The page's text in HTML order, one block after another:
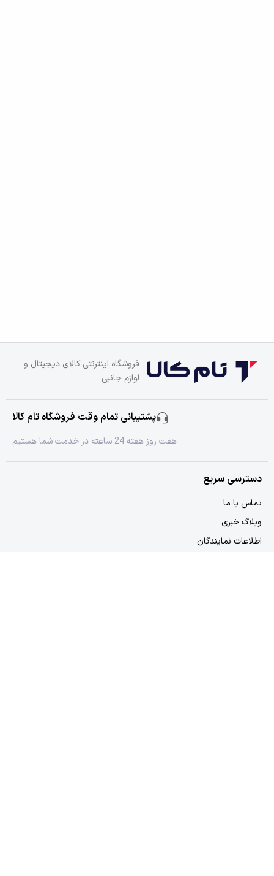
فروشگاه اینترنتی کالای دیجیتال و
لوازم جانبی
پشتیبانی تمام وقت فروشگاه تام کالا
هفت روز هفته 24 ساعته در خدمت شما هستیم
دسترسی سریع
تماس با ما
وبلاگ خبری
اطلاعات نمایندگان